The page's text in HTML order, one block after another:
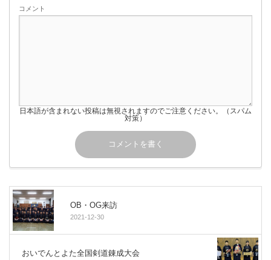
コメント
日本語が含まれない投稿は無視されますのでご注意ください。（スパム
対策）
OB・OG来訪
2021-12-30
おいでんとよた全国剣道錬成大会